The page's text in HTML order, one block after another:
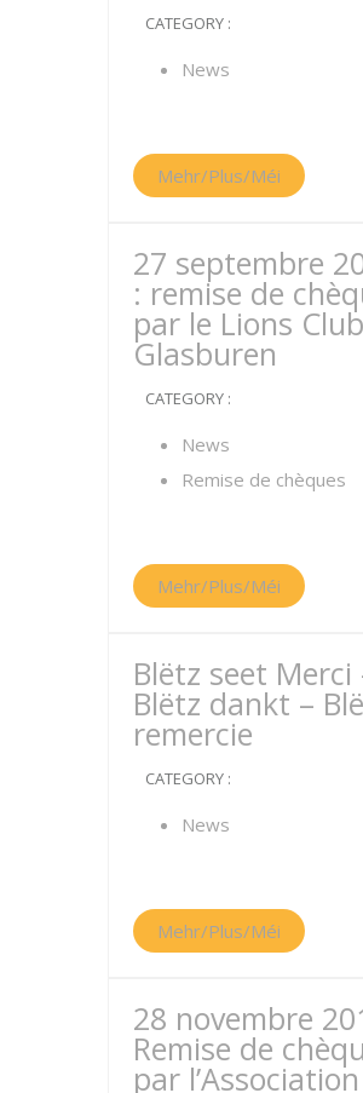
CATEGORY :
News
Mehr/Plus/Méi
27 septembre
: remise de
par le Lions Club
Glasburen
CATEGORY :
News
Remise de chèques
Mehr/Plus/Méi
Blëtz seet Merci
Blëtz dankt –
remercie
CATEGORY :
News
Mehr/Plus/Méi
28 novembre
Remise de
par l’Association